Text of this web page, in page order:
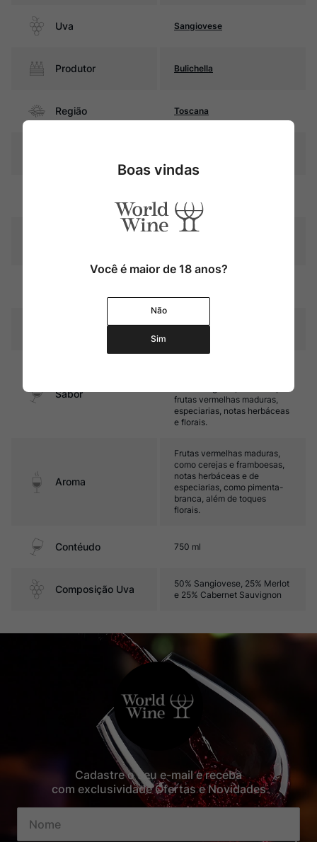
Uva Sangiovese
Produtor Bulichella
Região Toscana
violáceos
Graduação Alcóoli
Temperatura 16ºC - 18ºC
Sabor
frutas vermelhas maduras,
especiarias, notas herbáceas
e florais.
Aroma
Frutas vermelhas maduras,
como cerejas e framboesas,
notas herbáceas e de
especiarias, como pimenta-
branca, além de toques
florais.
Contéudo 750 ml
Composição Uva
50% Sangiovese, 25% Merlot
e 25% Cabernet Sauvignon
Cadastre o seu e-mail e receba
com exclusividade Ofertas e Novidades
Boas vindas
Você é maior de 18 anos?
Não
Sim